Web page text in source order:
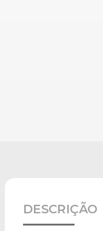
DESCRIÇÃO